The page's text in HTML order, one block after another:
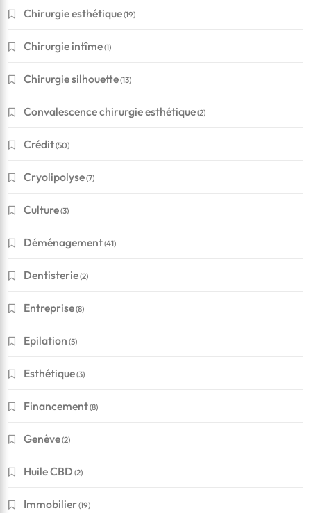
Chirurgie esthétique(19)
Chirurgie intîme(1)
Chirurgie silhouette(13)
Convalescence chirurgie esthétique(2)
Crédit(50)
Cryolipolyse(7)
Culture(3)
Déménagement(41)
Dentisterie(2)
Entreprise(8)
Epilation (5)
Esthétique(3)
Financement(8)
Genève(2)
Huile CBD (2)
Immobilier(19)